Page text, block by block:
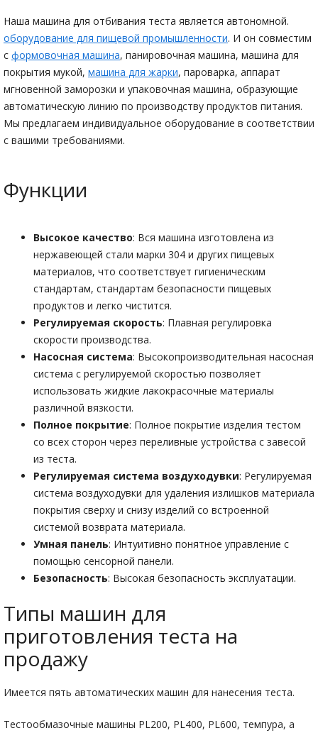
Наша машина для отбивания теста является автономной.
оборудование для пищевой промышленности. И он совместим
с формовочная машина, панировочная машина, машина для
покрытия мукой, машина для жарки, пароварка, аппарат
мгновенной заморозки и упаковочная машина, образующие
автоматическую линию по производству продуктов питания.
Мы предлагаем индивидуальное оборудование в соответствии
с вашими требованиями.
Функции
Высокое качество: Вся машина изготовлена из
нержавеющей стали марки 304 и других пищевых
материалов, что соответствует гигиеническим
стандартам, стандартам безопасности пищевых
продуктов и легко чистится.
Регулируемая скорость: Плавная регулировка
скорости производства.
Насосная система: Высокопроизводительная насосная
система с регулируемой скоростью позволяет
использовать жидкие лакокрасочные материалы
различной вязкости.
Полное покрытие: Полное покрытие изделия тестом
со всех сторон через переливные устройства с завесой
из теста.
Регулируемая система воздуходувки: Регулируемая
система воздуходувки для удаления излишков материала
покрытия сверху и снизу изделий со встроенной
системой возврата материала.
Умная панель: Интуитивно понятное управление с
помощью сенсорной панели.
Безопасность: Высокая безопасность эксплуатации.
Типы машин для
приготовления теста на
продажу
Имеется пять автоматических машин для нанесения теста.
Тестообмазочные машины PL200, PL400, PL600, темпура, а